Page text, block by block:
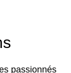
passionnés